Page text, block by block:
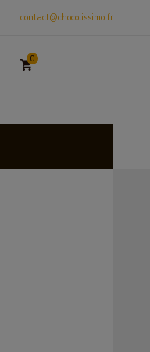
contact@chocolissimo.fr
0